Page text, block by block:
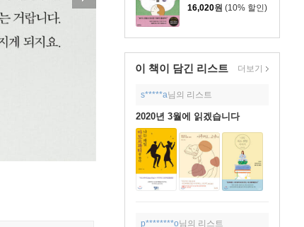
16,020원 (10% 할인)
이 책이 담긴 리스트 더보기
s*****a님의 리스트
2020년 3월에 읽겠습니다
p********o님의 리스트